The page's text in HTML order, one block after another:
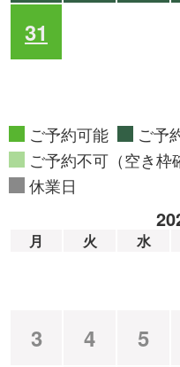
31
ご予約可能
ご予
ご予約不可（空き枠
休業日
月 火 水
3
4 5